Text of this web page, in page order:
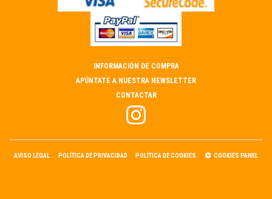
INFORMACIÓN DE COMPRA
APÚNTATE A NUESTRA NEWSLETTER
CONTACTAR
AVISO LEGAL POLÍTICA DE PRIVACIDAD POLÍTICA DE COOKIES COOKIES PANEL